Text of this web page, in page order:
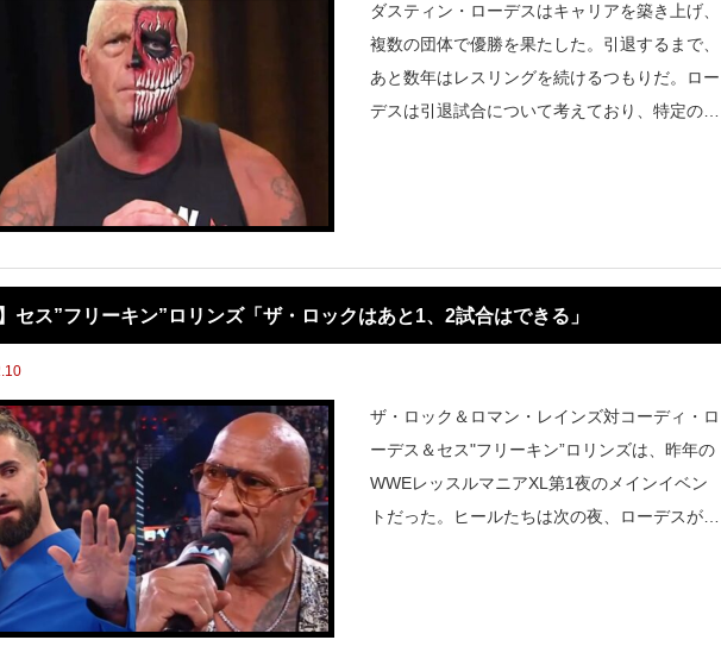
ダスティン・ローデスはキャリアを築き上げ、
複数の団体で優勝を果たした。引退するまで、
あと数年はレスリングを続けるつもりだ。ロー
デスは引退試合について考えており、特定の対
セス”フリーキン”ロリンズ「ザ・ロックはあと1、2試合はできる」
ザ・ロック＆ロマン・レインズ対コーディ・ロ
ーデス＆セス"フリーキン”ロリンズは、昨年の
WWEレッスルマニアXL第1夜のメインイベン
トだった。ヒールたちは次の夜、ローデスがレ